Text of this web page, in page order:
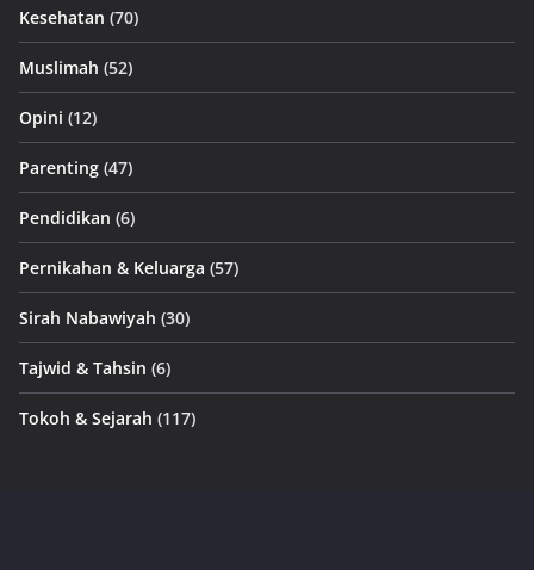
Kesehatan (70)
Muslimah (52)
Opini (12)
Parenting (47)
Pendidikan (6)
Pernikahan & Keluarga (57)
Sirah Nabawiyah (30)
Tajwid & Tahsin (6)
Tokoh & Sejarah (117)